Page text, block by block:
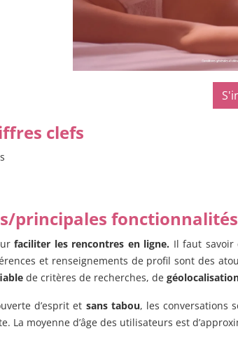
clefs
principales fonctionnalités
faciliter les rencontres en ligne. Il faut savoir
et renseignements de profil sont des
de critères de recherches, de
d’esprit et sans tabou, les conversations
La moyenne d’âge des utilisateurs est